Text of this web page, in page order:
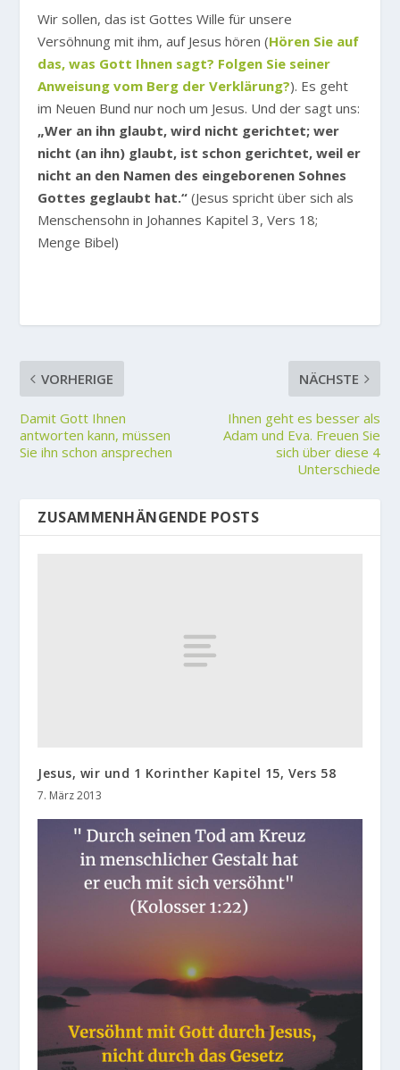
Wir sollen, das ist Gottes Wille für unsere
Versöhnung mit ihm, auf Jesus hören (Hören Sie auf
das, was Gott Ihnen sagt? Folgen Sie seiner
Anweisung vom Berg der Verklärung?). Es geht
im Neuen Bund nur noch um Jesus. Und der sagt uns:
„Wer an ihn glaubt, wird nicht gerichtet; wer
nicht (an ihn) glaubt, ist schon gerichtet, weil er
nicht an den Namen des eingeborenen Sohnes
Gottes geglaubt hat.“ (Jesus spricht über sich als
Menschensohn in Johannes Kapitel 3, Vers 18;
Menge Bibel)
VORHERIGE
Damit Gott Ihnen
antworten kann, müssen
Sie ihn schon ansprechen
NÄCHSTE
Ihnen geht es besser als
Adam und Eva. Freuen Sie
sich über diese 4
Unterschiede
ZUSAMMENHÄNGENDE POSTS
Jesus, wir und 1 Korinther Kapitel 15, Vers 58
7. März 2013